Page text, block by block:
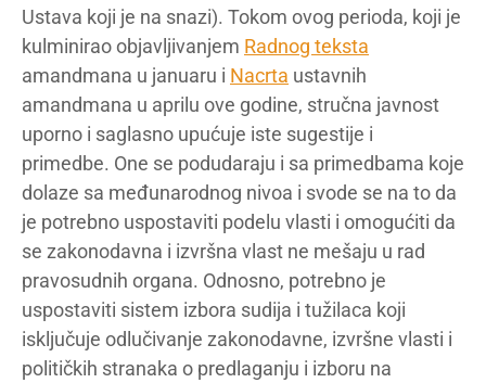
Ustava koji je na snazi). Tokom ovog perioda, koji je
kulminirao objavljivanjem Radnog teksta
amandmana u januaru i Nacrta ustavnih
amandmana u aprilu ove godine, stručna javnost
uporno i saglasno upućuje iste sugestije i
primedbe. One se podudaraju i sa primedbama koje
dolaze sa međunarodnog nivoa i svode se na to da
je potrebno uspostaviti podelu vlasti i omogućiti da
se zakonodavna i izvršna vlast ne mešaju u rad
pravosudnih organa. Odnosno, potrebno je
uspostaviti sistem izbora sudija i tužilaca koji
isključuje odlučivanje zakonodavne, izvršne vlasti i
političkih stranaka o predlaganju i izboru na